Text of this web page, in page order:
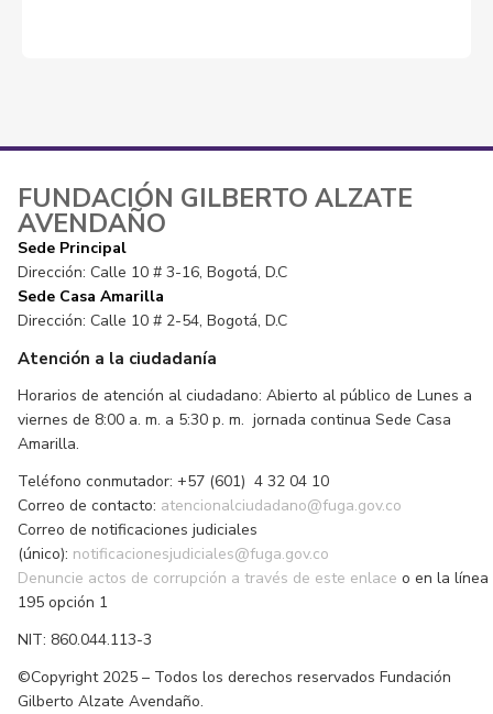
FUNDACIÓN GILBERTO ALZATE
AVENDAÑO
Sede Principal
Dirección: Calle 10 # 3-16, Bogotá, D.C
Sede Casa Amarilla
Dirección: Calle 10 # 2-54, Bogotá, D.C
Atención a la ciudadanía
Horarios de atención al ciudadano: Abierto al público de Lunes a
viernes de 8:00 a. m. a 5:30 p. m. jornada continua Sede Casa
Amarilla.
Teléfono conmutador: +57 (601) 4 32 04 10
Correo de contacto: atencionalciudadano@fuga.gov.co
Correo de notificaciones judiciales
(único): notificacionesjudiciales@fuga.gov.co
Denuncie actos de corrupción a través de este enlace o en la línea
195 opción 1
NIT: 860.044.113-3
©Copyright 2025 – Todos los derechos reservados Fundación
Gilberto Alzate Avendaño.